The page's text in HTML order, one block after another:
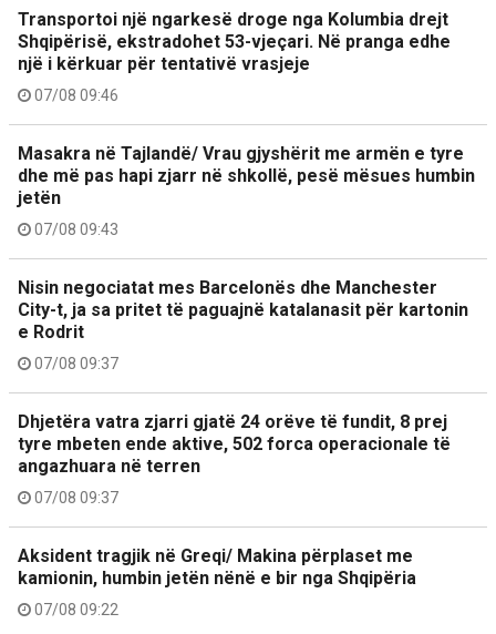
Transportoi një ngarkesë droge nga Kolumbia drejt
Shqipërisë, ekstradohet 53-vjeçari. Në pranga edhe
një i kërkuar për tentativë vrasjeje
07/08 09:46
Masakra në Tajlandë/ Vrau gjyshërit me armën e tyre
dhe më pas hapi zjarr në shkollë, pesë mësues humbin
jetën
07/08 09:43
Nisin negociatat mes Barcelonës dhe Manchester
City-t, ja sa pritet të paguajnë katalanasit për kartonin
e Rodrit
07/08 09:37
Dhjetëra vatra zjarri gjatë 24 orëve të fundit, 8 prej
tyre mbeten ende aktive, 502 forca operacionale të
angazhuara në terren
07/08 09:37
Aksident tragjik në Greqi/ Makina përplaset me
kamionin, humbin jetën nënë e bir nga Shqipëria
07/08 09:22